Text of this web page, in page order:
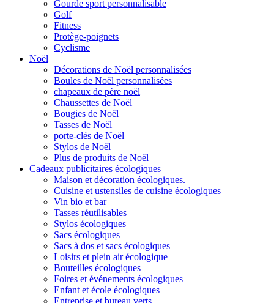
Gourde sport personnalisable
Golf
Fitness
Protège-poignets
Cyclisme
Noël
Décorations de Noël personnalisées
Boules de Noël personnalisées
chapeaux de père noël
Chaussettes de Noël
Bougies de Noël
Tasses de Noël
porte-clés de Noël
Stylos de Noël
Plus de produits de Noël
Cadeaux publicitaires écologiques
Maison et décoration écologiques.
Cuisine et ustensiles de cuisine écologiques
Vin bio et bar
Tasses réutilisables
Stylos écologiques
Sacs écologiques
Sacs à dos et sacs écologiques
Loisirs et plein air écologique
Bouteilles écologiques
Foires et événements écologiques
Enfant et école écologiques
Entreprise et bureau verts